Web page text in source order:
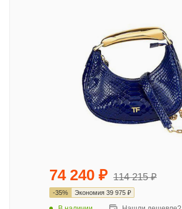
74 240 ₽ 114 215₽
-35% Экономия 39 975 ₽